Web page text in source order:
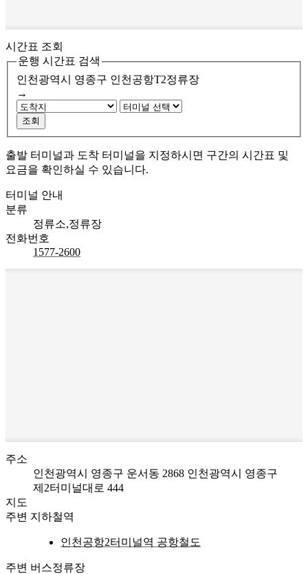
시간표 조회
운행 시간표 검색
인천광역시 영종구 인천공항T2정류장
→
조회
출발 터미널과 도착 터미널을 지정하시면 구간의 시간표 및
요금을 확인하실 수 있습니다.
터미널 안내
분류
정류소,정류장
전화번호
1577-2600
주소
인천광역시 영종구 운서동 2868 인천광역시 영종구
제2터미널대로 444
지도
주변 지하철역
인천공항2터미널역 공항철도
주변 버스정류장